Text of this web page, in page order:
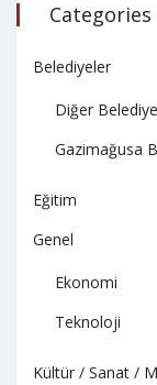
Categories
Belediyeler
Diğer
Gazimağusa
Eğitim
Genel
Ekonomi
Teknoloji
Kültür / Sanat /